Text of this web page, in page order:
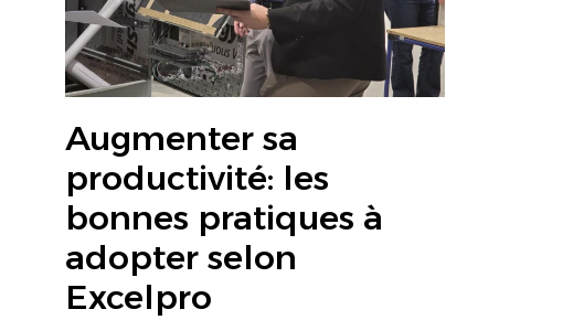
Augmenter sa
productivité: les
bonnes pratiques à
adopter selon
Excelpro